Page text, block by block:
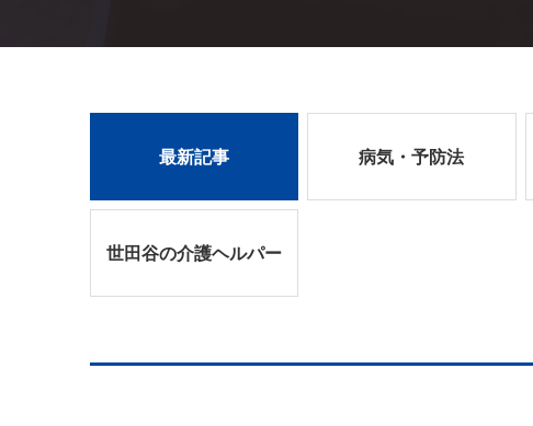
最新記事 病気・予防法
世田谷の介護ヘルパー